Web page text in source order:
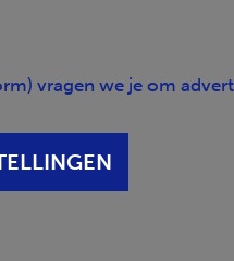
vragen we je om